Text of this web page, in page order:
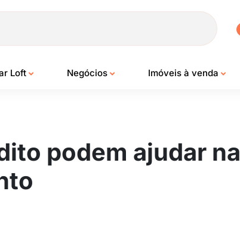
Loft Negócios Imóveis à venda
podem ajudar na